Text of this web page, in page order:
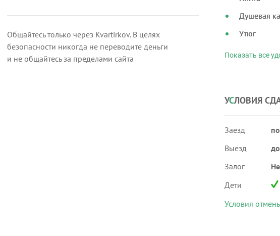
Общайтесь только через Kvartirkov. В целях
безопасности никогда не переводите деньги
и не общайтесь за пределами сайта
Душевая
Утюг
УСЛОВИЯ
Заезд
Выезд
Залог
Дети
Условия